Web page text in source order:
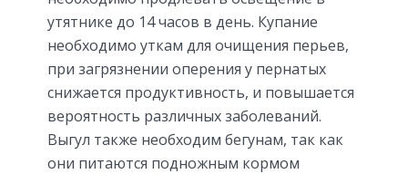
утятнике до 14 часов в день. Купание
необходимо уткам для очищения перьев,
при загрязнении оперения у пернатых
снижается продуктивность, и повышается
вероятность различных заболеваний.
Выгул также необходим бегунам, так как
они питаются подножным кормом